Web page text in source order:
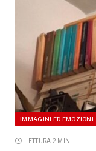
IMMAGINI ED EMOZIONI
LETTURA 2 MIN.